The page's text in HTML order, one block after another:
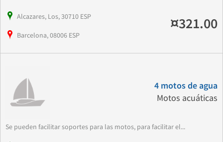
Alcazares, Los, 30710 ESP
Barcelona, 08006 ESP
¤321.00
4 motos de agua
Motos acuáticas
Se pueden facilitar soportes para las motos, para facilitar el...